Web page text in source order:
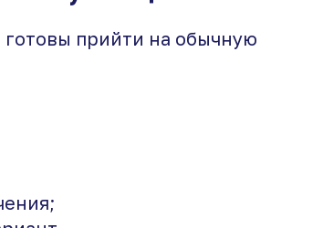
готовы прийти на обычную